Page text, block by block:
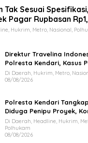
Tak Sesuai
Pagar Rupbasan
Hukrim, Metro, Nasional,
Direktur Travelina
Polresta Kendari, Kasus
Jemaah Umrah Masuk
Di Daerah, Hukrim, Metro,
08/08/2026
Polresta Kendari
Diduga Penipu Proyek,
Juta
Di Daerah, Headline, Hukrim,
Polhukam
08/08/2026